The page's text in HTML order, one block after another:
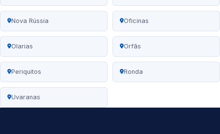
Nova Rússia Oficinas
Olarias Orfãs
Periquitos Ronda
Uvaranas